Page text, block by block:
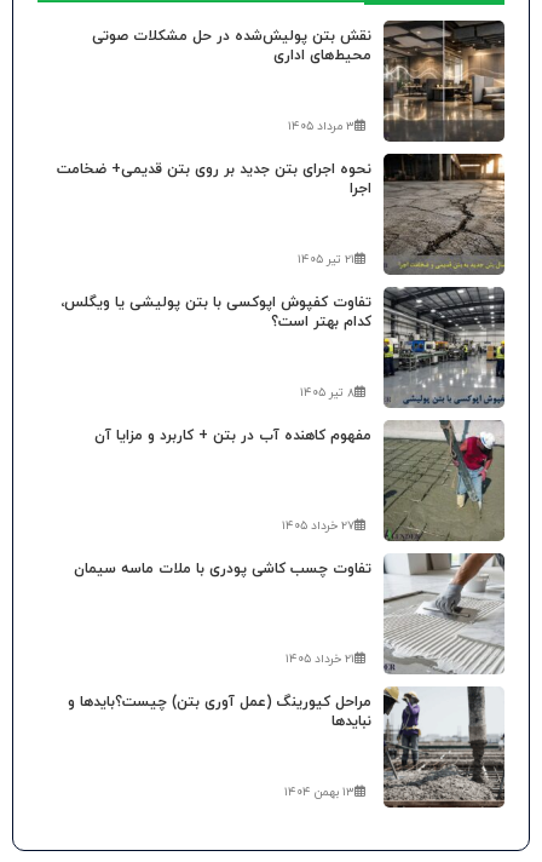
نقش بتن پولیش‌شده در حل مشکلات صوتی
محیط‌های اداری
۳ مرداد ۱۴۰۵
نحوه اجرای بتن جدید بر روی بتن قدیمی+ ضخامت
اجرا
۲۱ تیر ۱۴۰۵
تفاوت کفپوش اپوکسی با بتن پولیشی یا ویگلس،
کدام بهتر است؟
۸ تیر ۱۴۰۵
مفهوم کاهنده آب در بتن + کاربرد و مزایا آن
۲۷ خرداد ۱۴۰۵
تفاوت چسب کاشی پودری با ملات ماسه سیمان
۲۱ خرداد ۱۴۰۵
مراحل کیورینگ (عمل آوری بتن) چیست؟بایدها و
نبایدها
۱۳ بهمن ۱۴۰۴